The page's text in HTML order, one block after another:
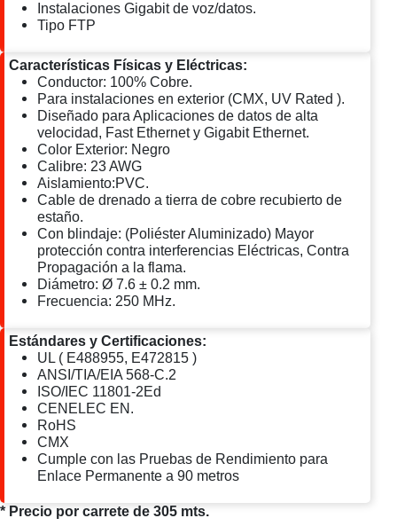
Instalaciones Gigabit de voz/datos.
Tipo FTP
Características Físicas y Eléctricas:
Conductor: 100% Cobre.
Para instalaciones en exterior (CMX, UV Rated ).
Diseñado para Aplicaciones de datos de alta
velocidad, Fast Ethernet y Gigabit Ethernet.
Color Exterior: Negro
Calibre: 23 AWG
Aislamiento:PVC.
Cable de drenado a tierra de cobre recubierto de
estaño.
Con blindaje: (Poliéster Aluminizado) Mayor
protección contra interferencias Eléctricas, Contra
Propagación a la flama.
Diámetro: Ø 7.6 ± 0.2 mm.
Frecuencia: 250 MHz.
Estándares y Certificaciones:
UL ( E488955, E472815 )
ANSI/TIA/EIA 568-C.2
ISO/IEC 11801-2Ed
CENELEC EN.
RoHS
CMX
Cumple con las Pruebas de Rendimiento para
Enlace Permanente a 90 metros
* Precio por carrete de 305 mts.